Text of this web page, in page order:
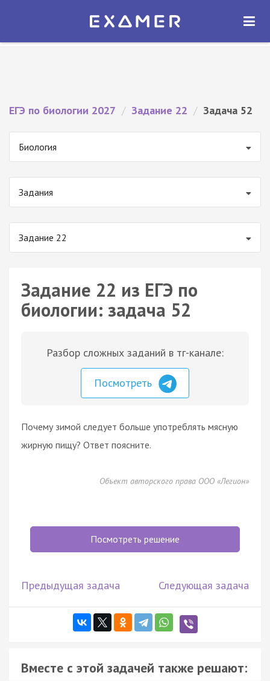
Экзамер — ЕГЭ 2027
ОТКРЫТЬ
ЕГЭ по биологии 2027 / Задание 22 / Задача 52
Биология
Задания
Задание 22
Задание 22 из ЕГЭ по
биологии: задача 52
Разбор сложных заданий в тг-канале:
Посмотреть
Почему зимой следует больше употреблять мясную
жирную пищу? Ответ поясните.
Объект авторского права ООО «Легион»
Посмотреть решение
Предыдущая задача Следующая задача
Вместе с этой задачей также решают: